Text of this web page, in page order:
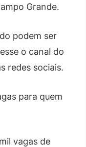
Grande.
podem ser
o canal do
redes sociais.
para quem
vagas de